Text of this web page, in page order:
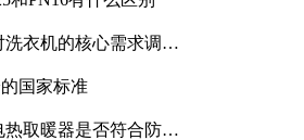
洗衣机的核心需求调研
国家标准
热取暖器是否符合防爆